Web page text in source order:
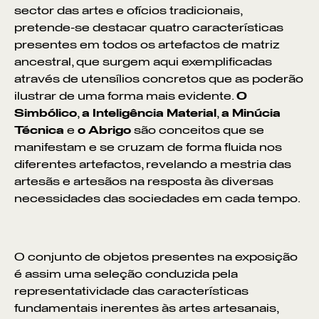
sector das artes e ofícios tradicionais,
pretende-se destacar quatro características
presentes em todos os artefactos de matriz
ancestral, que surgem aqui exemplificadas
através de utensílios concretos que as poderão
ilustrar de uma forma mais evidente. O
Simbólico, a Inteligência Material , a Minúcia
Técnica e o Abrigo são conceitos que se
manifestam e se cruzam de forma fluida nos
diferentes artefactos, revelando a mestria das
artesãs e artesãos na resposta às diversas
necessidades das sociedades em cada tempo.
O conjunto de objetos presentes na exposição
é assim uma seleção conduzida pela
representatividade das características
fundamentais inerentes às artes artesanais,